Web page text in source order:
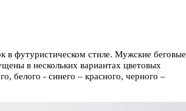
в футуристическом стиле. Мужские беговые
в нескольких вариантах цветовых
белого - синего – красного, черного –